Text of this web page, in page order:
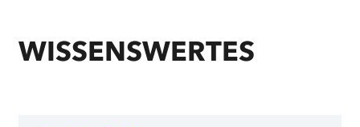
WISSENSWERTES